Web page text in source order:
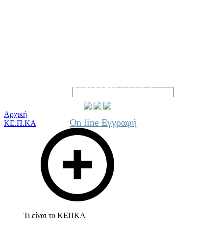
Γίνε μέλος του ΚΕΠΚΑ
On line Εγγραφή
Αρχική
ΚΕ.Π.ΚΑ
Τι είναι το ΚΕΠΚΑ